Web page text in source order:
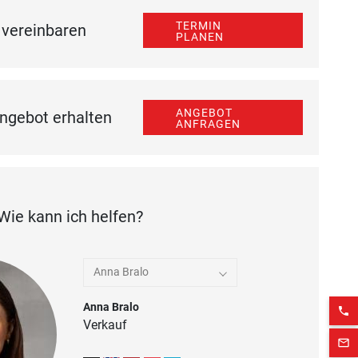
phone
mail_outline
TERMIN
PLANEN
erhalten
ANGEBOT
ANFRAGEN
kann ich helfen?
Anna Bralo
Anna Bralo
Verkauf